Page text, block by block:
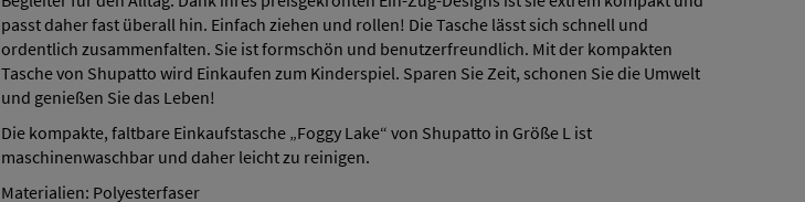
passt daher fast überall hin. Einfach ziehen und rollen! Die Tasche lässt sich schnell und
ordentlich zusammenfalten. Sie ist formschön und benutzerfreundlich. Mit der kompakten
Tasche von Shupatto wird Einkaufen zum Kinderspiel. Sparen Sie Zeit, schonen Sie die Umwelt
und genießen Sie das Leben!
Die kompakte, faltbare Einkaufstasche „Foggy Lake“ von Shupatto in Größe L ist
maschinenwaschbar und daher leicht zu reinigen.
Materialien: Polyesterfaser